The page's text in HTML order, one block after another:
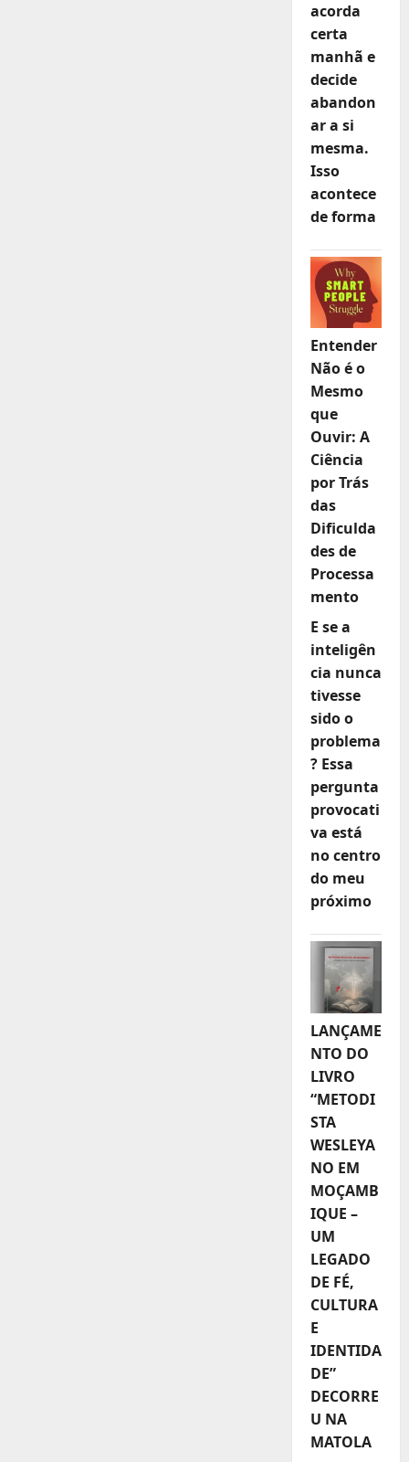
acorda
certa
manhã e
decide
abandon
ar a si
mesma.
Isso
acontece
de forma
Entender
Não é o
Mesmo
que
Ouvir: A
Ciência
por Trás
das
Dificulda
des de
Processa
mento
E se a
inteligên
cia nunca
tivesse
sido o
problema
? Essa
pergunta
provocati
va está
no centro
do meu
próximo
LANÇAME
NTO DO
LIVRO
“METODI
STA
WESLEYA
NO EM
MOÇAMB
IQUE –
UM
LEGADO
DE FÉ,
CULTURA
E
IDENTIDA
DE”
DECORRE
U NA
MATOLA